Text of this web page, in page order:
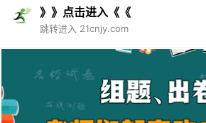
》》点击进入《《
跳转进入 21cnjy.com